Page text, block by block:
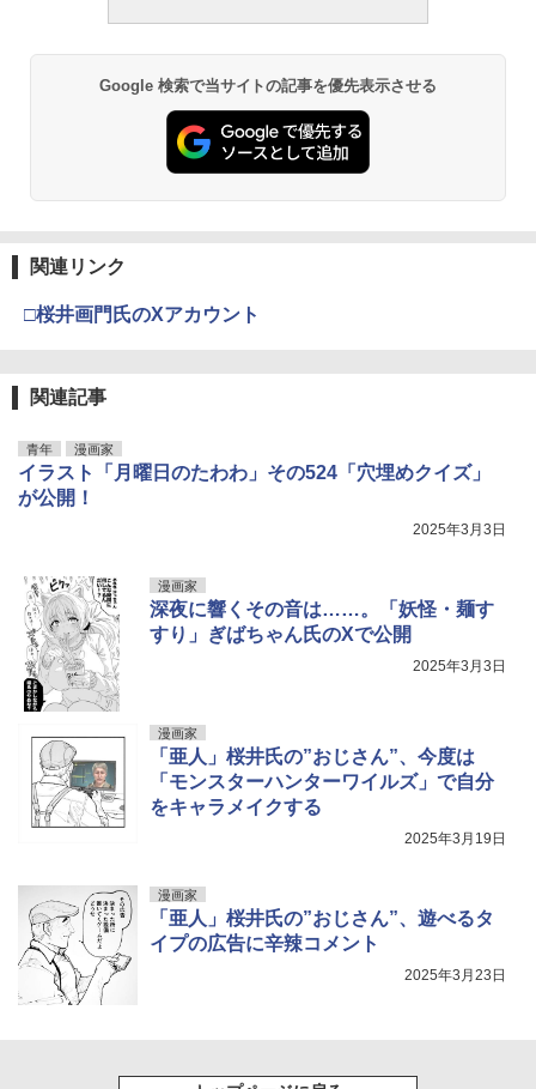
Google 検索で当サイトの記事を優先表示させる
関連リンク
□桜井画門氏のXアカウント
関連記事
青年 漫画家
イラスト「月曜日のたわわ」その524「穴埋めクイズ」
が公開！
2025年3月3日
漫画家
深夜に響くその音は……。「妖怪・麺す
すり」ぎばちゃん氏のXで公開
2025年3月3日
漫画家
「亜人」桜井氏の”おじさん”、今度は
「モンスターハンターワイルズ」で自分
をキャラメイクする
2025年3月19日
漫画家
「亜人」桜井氏の”おじさん”、遊べるタ
イプの広告に辛辣コメント
2025年3月23日